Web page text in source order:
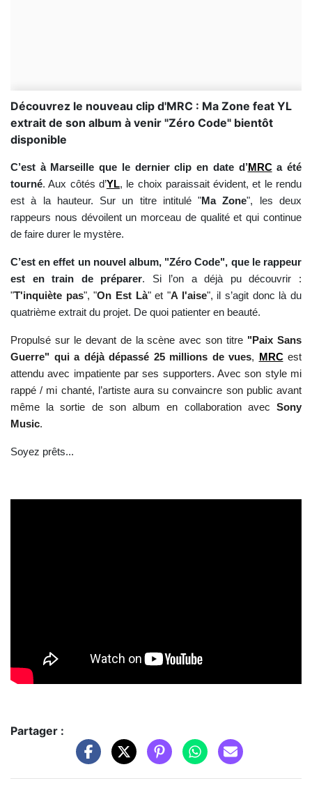
Découvrez le nouveau clip d'MRC : Ma Zone feat YL
extrait de son album à venir "Zéro Code" bientôt
disponible
C’est à Marseille que le dernier clip en date d’MRCa été
tourné. Aux côtés d’YL, le choix paraissait évident, et le rendu
est à la hauteur. Sur un titre intitulé "Ma Zone", les deux
rappeurs nous dévoilent un morceau de qualité et qui continue
de faire durer le mystère.
C’est en effet un nouvel album, "Zéro Code", que le rappeur
est en train de préparer. Si l’on a déjà pu découvrir :
"T'inquiète pas", "On Est Là" et "A l'aise", il s’agit donc là du
quatrième extrait du projet. De quoi patienter en beauté.
Propulsé sur le devant de la scène avec son titre "Paix Sans
Guerre" qui a déjà dépassé 25 millions de vues, MRCest
attendu avec impatiente par ses supporters. Avec son style mi
rappé / mi chanté, l’artiste aura su convaincre son public avant
même la sortie de son album en collaboration avec Sony
Music.
Soyez prêts...
Partager :